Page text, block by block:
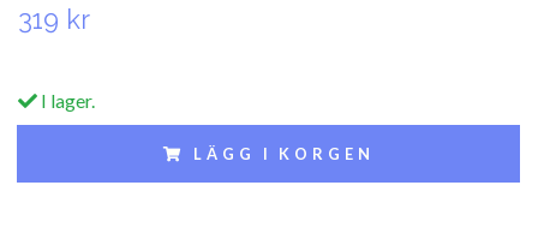
319 kr
I lager.
LÄGG I KORGEN